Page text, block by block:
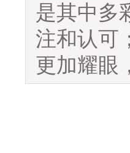
是其中多
注和认可
更加耀眼